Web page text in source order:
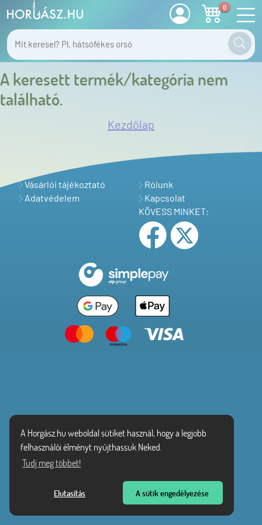
A Horgász.hu weboldal sütiket használ, hogy a legjobb
felhasználói élményt nyújthassuk Neked.
Tudj meg többet!
Elutasítás A sütik engedélyezése
0
A keresett termék/kategória nem
található.
Kezdőlap
Vásárlói tájékoztató
Adatvédelem
Rólunk
Kapcsolat
KÖVESS MINKET: